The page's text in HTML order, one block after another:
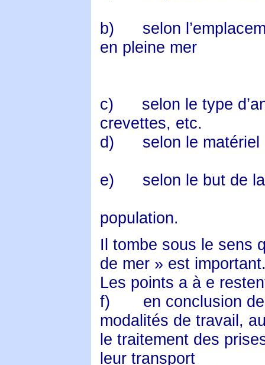
b)
selon
en pleine mer
c)
selon le type
crevettes, etc.
d)
selon le
e) selon le but de
population.
Il tombe sous le sens
de mer » est
Les points a à e
f)
en conclusion
modalités de travail,
le traitement des
leur transport